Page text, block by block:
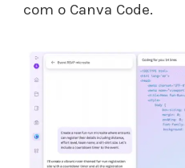
com o Canva Code.